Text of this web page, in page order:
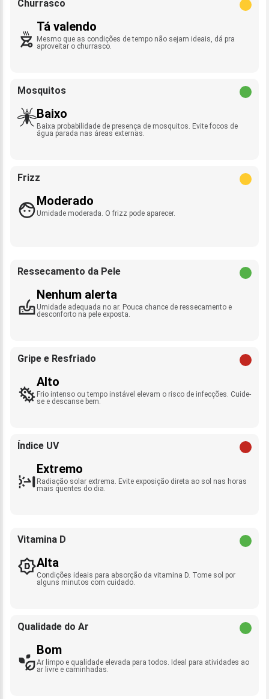
Churrasco
Tá valendo
Mesmo que as condições de tempo não sejam ideais, dá pra
aproveitar o churrasco.
Mosquitos
Baixo
Baixa probabilidade de presença de mosquitos. Evite focos de
água parada nas áreas externas.
Frizz
Moderado
Umidade moderada. O frizz pode aparecer.
Ressecamento da Pele
Nenhum alerta
Umidade adequada no ar. Pouca chance de ressecamento e
desconforto na pele exposta.
Gripe e Resfriado
Alto
Frio intenso ou tempo instável elevam o risco de infecções. Cuide-
se e descanse bem.
Índice UV
Extremo
Radiação solar extrema. Evite exposição direta ao sol nas horas
mais quentes do dia.
Vitamina D
Alta
Condições ideais para absorção da vitamina D. Tome sol por
alguns minutos com cuidado.
Qualidade do Ar
Bom
Ar limpo e qualidade elevada para todos. Ideal para atividades ao
ar livre e caminhadas.